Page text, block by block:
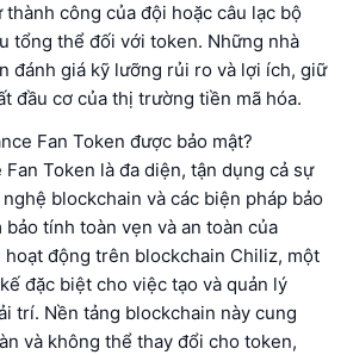
công của đội hoặc câu lạc bộ
tổng thể đối với token. Những nhà
đánh giá kỹ lưỡng rủi ro và lợi ích, giữ
đầu cơ của thị trường tiền mã hóa.
Fan Token được bảo mật?
Token là đa diện, tận dụng cả sự
blockchain và các biện pháp bảo
bảo tính toàn vẹn và an toàn của
động trên blockchain Chiliz, một
đặc biệt cho việc tạo và quản lý
trí. Nền tảng blockchain này cung
và không thể thay đổi cho token,